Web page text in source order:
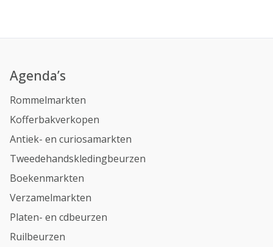
Agenda’s
Rommelmarkten
Kofferbakverkopen
Antiek- en curiosamarkten
Tweedehandskledingbeurzen
Boekenmarkten
Verzamelmarkten
Platen- en cdbeurzen
Ruilbeurzen